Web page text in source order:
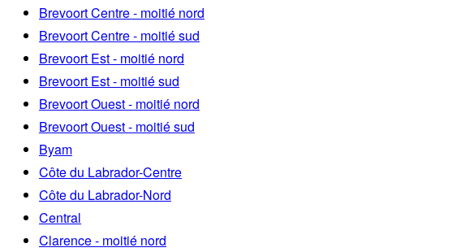
Brevoort Centre - moitié nord
Brevoort Centre - moitié sud
Brevoort Est - moitié nord
Brevoort Est - moitié sud
Brevoort Ouest - moitié nord
Brevoort Ouest - moitié sud
Byam
Côte du Labrador-Centre
Côte du Labrador-Nord
Central
Clarence - moitié nord